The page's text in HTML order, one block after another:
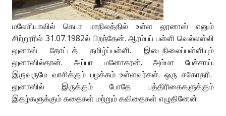
மலேசியாவில் கெடா மாநிலத்தில் உள்ள லூனாஸ் எனும்
சிற்றூரில் 31.07.1982ல் பிறந்தேன். ஆரம்பப் பள்ளி வெல்லஸ்லி
லுனாஸ் தோட்டத் தமிழ்ப்பள்ளி. இடைநிலைப்பள்ளியும்
லுனாஸில்தான். அப்பா மனோகரன். அம்மா பேச்சாய்.
இருவருமே வாசிக்கும் பழக்கம் உள்ளவர்கள். ஒரு சகோதரி.
லுனாஸில் இருக்கும் போதே பத்திரிகைகளுக்கும்
இதழ்களுக்கும் கதைகள் மற்றும் கவிதைகள் எழுதினேன்.